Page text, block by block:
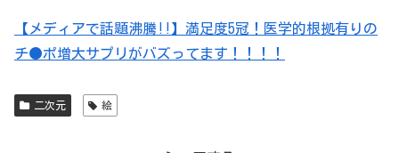
【メディアで話題沸騰!!】満足度5冠！医学的根拠有りの
チ●ポ増大サプリがバズってます！！！！
二次元 絵